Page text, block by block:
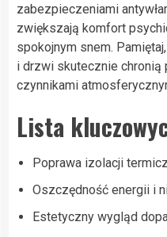
zabezpieczeniami
zwiększają komfort
spokojnym snem.
i drzwi skutecznie chronią
czynnikami
Lista
Poprawa izolacji
Oszczędność energii i
Estetyczny wygląd